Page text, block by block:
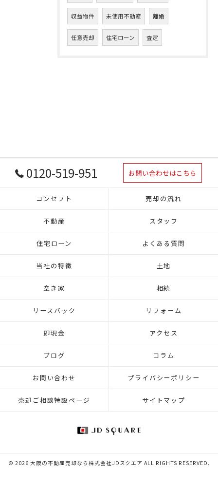
収益物件 未使用不動産 離婚
任意売却 住宅ローン 査定
0120-519-951 お問い合わせはこちら
コンセプト 売却の流れ
不動産 スタッフ
住宅ローン よくある質問
当社の特徴 土地
空き家 相続
リースバック リフォーム
即現金 アクセス
ブログ コラム
お問い合わせ プライバシーポリシー
売却ご相談特設ページ サイトマップ
© 2026 大阪の不動産売却なら株式会社JDスクエア ALL RIGHTS RESERVED.